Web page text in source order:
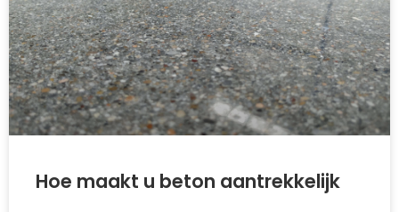
Hoe maakt u beton aantrekkelijk